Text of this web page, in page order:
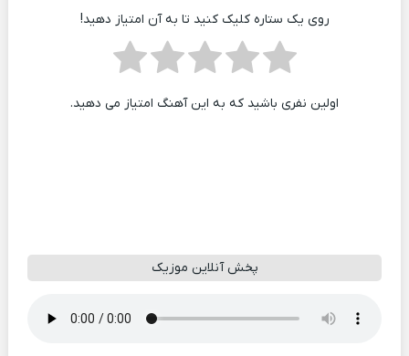
روی یک ستاره کلیک کنید تا به آن امتیاز دهید!
اولین نفری باشید که به این آهنگ امتیاز می دهید.
پخش آنلاین موزیک